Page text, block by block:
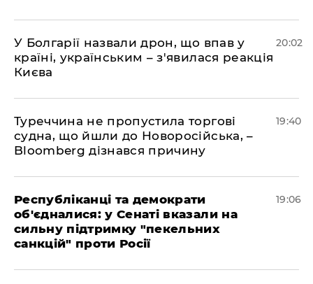
У Болгарії назвали дрон, що впав у
країні, українським – з'явилася реакція
Києва
20:02
Туреччина не пропустила торгові
судна, що йшли до Новоросійська, –
Bloomberg дізнався причину
19:40
Республіканці та демократи
об'єдналися: у Сенаті вказали на
сильну підтримку "пекельних
санкцій" проти Росії
19:06